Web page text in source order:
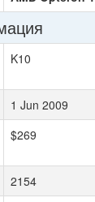
K10
1 Jun 2009
$269
2154